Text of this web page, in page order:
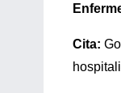
Cita: